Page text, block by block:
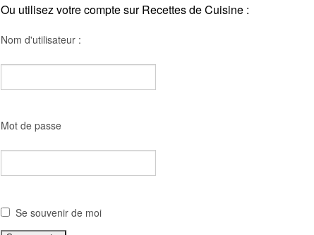
Ou utilisez votre compte sur Recettes de Cuisine :
Nom d'utilisateur :
Mot de passe
Se souvenir de moi